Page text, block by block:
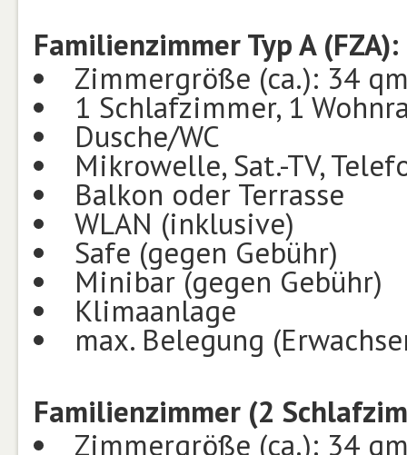
Familienzimmer Typ A (FZA):
Zimmergröße (ca.): 34
1 Schlafzimmer, 1
Dusche/WC
Mikrowelle, Sat.-TV,
Balkon oder Terrasse
WLAN (inklusive)
Safe (gegen Gebühr)
Minibar (gegen Gebühr)
Klimaanlage
max. Belegung
Familienzimmer (2
Zimmergröße (ca.): 34